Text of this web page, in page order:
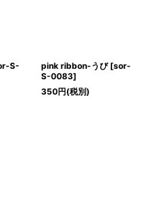
S-
pink ribbon-うび [sor-
S-0083]
350円(税別)